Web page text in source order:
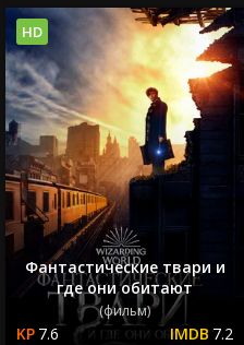
Фантастические твари и
где они обитают
(фильм)
7.6 7.2
HD